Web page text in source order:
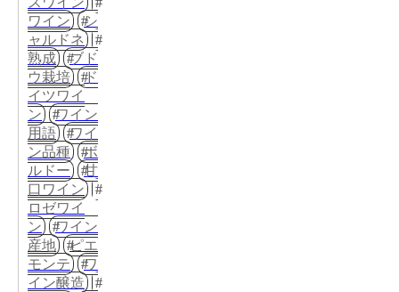
ワイン
シ
ャルドネ
熟成
ブド
ウ栽培
ド
イツワイ
ン
ワイン
用語
ワイ
ン品種
ボ
ルドー
甘
口ワイン
ロゼワイ
ン
ワイン
産地
ピエ
モンテ
ワ
イン醸造